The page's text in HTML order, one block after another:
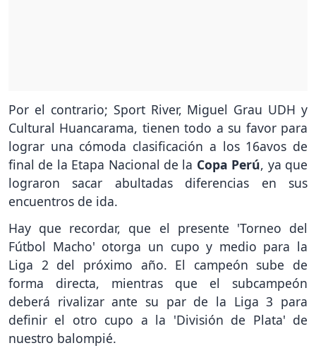
Por el contrario; Sport River, Miguel Grau UDH y
Cultural Huancarama, tienen todo a su favor para
lograr una cómoda clasificación a los 16avos de
final de la Etapa Nacional de la Copa Perú, ya que
lograron sacar abultadas diferencias en sus
encuentros de ida.
Hay que recordar, que el presente 'Torneo del
Fútbol Macho' otorga un cupo y medio para la
Liga 2 del próximo año. El campeón sube de
forma directa, mientras que el subcampeón
deberá rivalizar ante su par de la Liga 3 para
definir el otro cupo a la 'División de Plata' de
nuestro balompié.